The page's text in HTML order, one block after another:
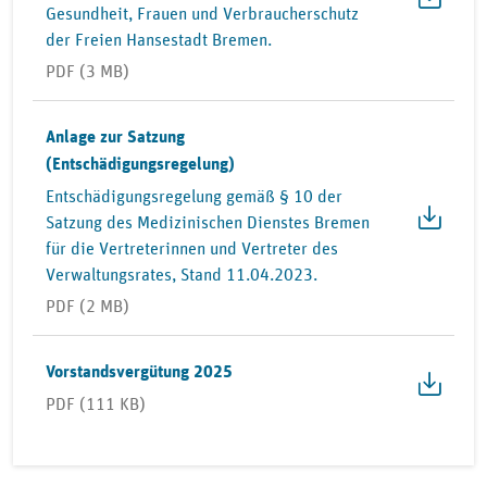
Gesundheit, Frauen und Verbraucherschutz
der Freien Hansestadt Bremen.
PDF (3 MB)
Anlage zur Satzung
(Entschädigungsregelung)
Entschädigungsregelung gemäß § 10 der
Satzung des Medizinischen Dienstes Bremen
für die Vertreterinnen und Vertreter des
Verwaltungsrates, Stand 11.04.2023.
PDF (2 MB)
Vorstandsvergütung 2025
PDF (111 KB)